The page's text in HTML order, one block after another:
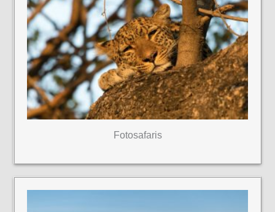
Fotosafaris